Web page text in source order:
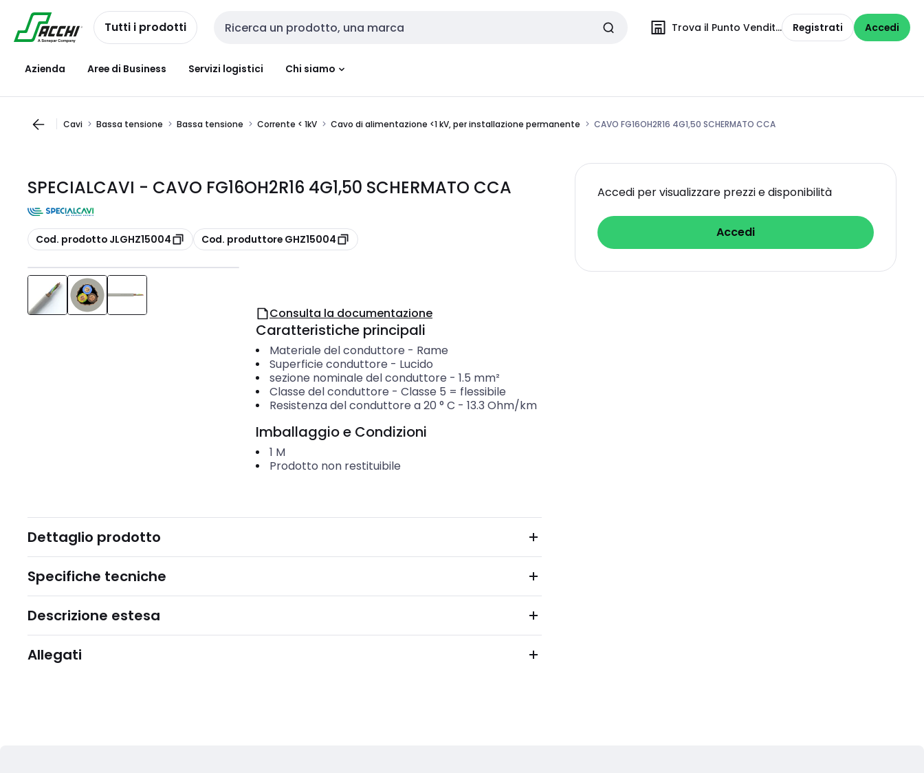
navigazione
Salta al
contenutoTutti i prodotti Cerca input Trova il Punto Vendita Registrati Accedi
Azienda Aree di Business Servizi logistici Chi siamo
Cavi Bassa tensione Bassa tensione Corrente < 1kV Cavo di alimentazione <1 kV, per installazione permanente CAVO FG16OH2R16 4G1,50 SCHERMATO CCA
SPECIALCAVI - CAVO FG16OH2R16 4G1,50 SCHERMATO CCA
copia
Cod. prodotto JLGHZ15004 copia
Cod. produttore GHZ15004
Accedi per visualizzare prezzi e disponibilità
Accedi
Consulta la documentazione
Caratteristiche principali
Materiale del conduttore - Rame
Superficie conduttore - Lucido
sezione nominale del conduttore - 1.5 mm²
Classe del conduttore - Classe 5 = flessibile
Resistenza del conduttore a 20 ° C - 13.3 Ohm/km
Imballaggio e Condizioni
1 M
Prodotto non restituibile
Dettaglio prodotto
Specifiche tecniche
Descrizione estesa
Allegati